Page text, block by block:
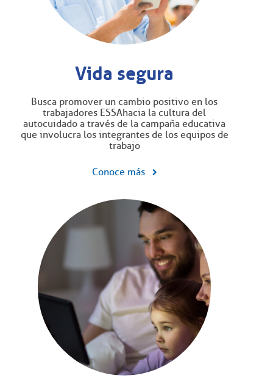
Vida segura
Busca promover un cambio positivo en los
trabajadores ESSA hacia la cultura del
autocuidado a través de la campaña educativa
que involucra los integrantes de los equipos de
trabajo
Conoce más